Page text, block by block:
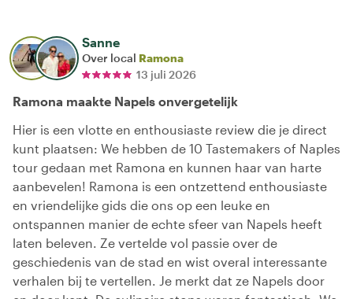
Sanne
Over local Ramona
13 juli 2026
Ramona maakte Napels onvergetelijk
Hier is een vlotte en enthousiaste review die je direct
kunt plaatsen: We hebben de 10 Tastemakers of Naples
tour gedaan met Ramona en kunnen haar van harte
aanbevelen! Ramona is een ontzettend enthousiaste
en vriendelijke gids die ons op een leuke en
ontspannen manier de echte sfeer van Napels heeft
laten beleven. Ze vertelde vol passie over de
geschiedenis van de stad en wist overal interessante
verhalen bij te vertellen. Je merkt dat ze Napels door